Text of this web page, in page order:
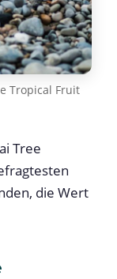
Tropical Fruit
Tree
die Wert